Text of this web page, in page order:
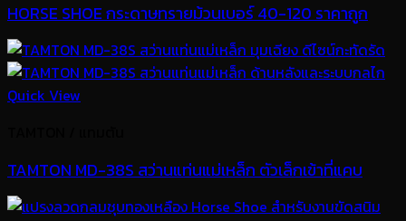
HORSE SHOE กระดาษทรายม้วนเบอร์ 40-120 ราคาถูก
Quick View
TAMTON MD-38S สว่านแท่นแม่เหล็ก ตัวเล็กเข้าที่แคบ